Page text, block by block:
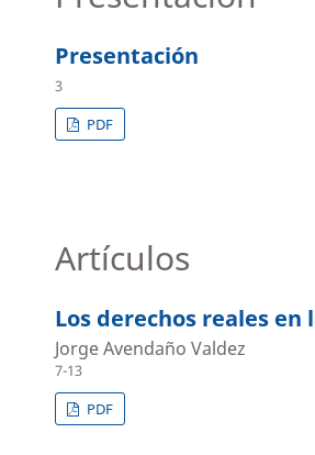
Presentación
3
PDF
Artículos
Los derechos reales en
Jorge Avendaño Valdez
7-13
PDF